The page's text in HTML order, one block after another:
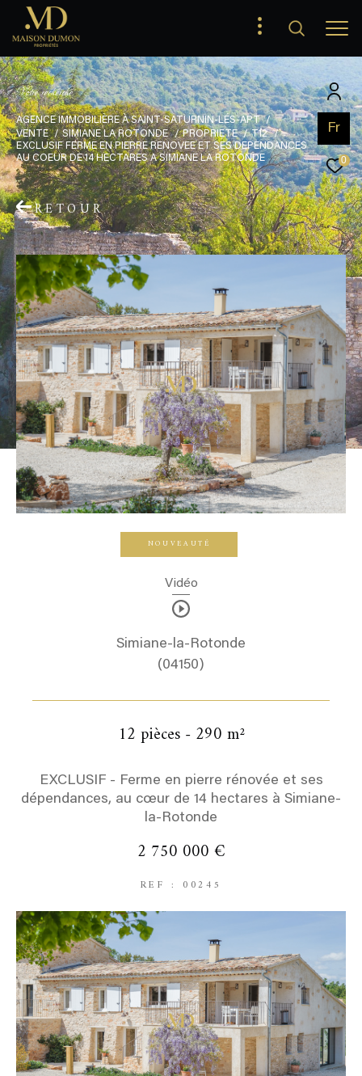
Fr
0
Votrerecherche
AGENCE IMMOBILIÈRE À SAINT-SATURNIN-LÉS-APT
VENTE
SIMIANE LA ROTONDE PROPRIETE
T12
EXCLUSIF FERME EN PIERRE RENOVEE ET SES DEPENDANCES
AU COEUR DE 14 HECTARES A SIMIANE LA ROTONDE
RETOUR
NOUVEAUTÉ
Vidéo
Simiane-la-Rotonde
(04150)
12 pièces - 290 m²
EXCLUSIF - Ferme en pierre rénovée et ses
dépendances, au cœur de 14 hectares à Simiane-
la-Rotonde
2 750 000 €
REF : 00245